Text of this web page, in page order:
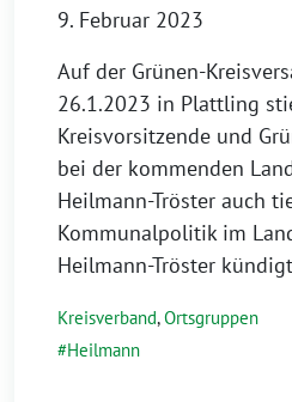
9. Februar 2023
Auf der Grünen-
26.1.2023 in Plattling
Kreisvorsitzende und
bei der kommenden
Heilmann-Tröster auch
Kommunalpolitik im
Heilmann-Tröster
Kreisverband,Ortsgruppen
Heilmann